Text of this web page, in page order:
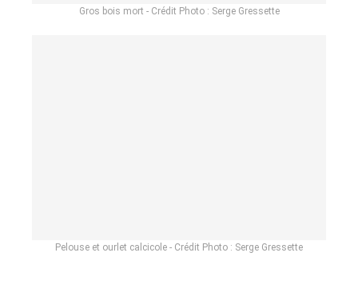
Gros bois mort - Crédit Photo : Serge Gressette
Pelouse et ourlet calcicole - Crédit Photo : Serge Gressette